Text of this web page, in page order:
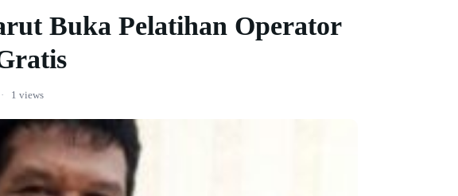
Buka Pelatihan Operator
· 1 views